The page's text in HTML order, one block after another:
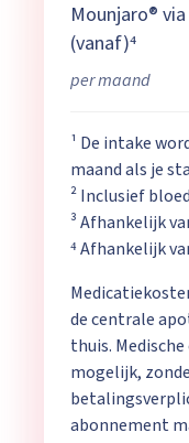
Mounjaro®
(vanaf)⁴
per maand
¹ De intake
maand als je
²Inclusief
³ Afhankelijk
⁴ Afhankelijk
de centrale
thuis.
mogelijk,
abonnement